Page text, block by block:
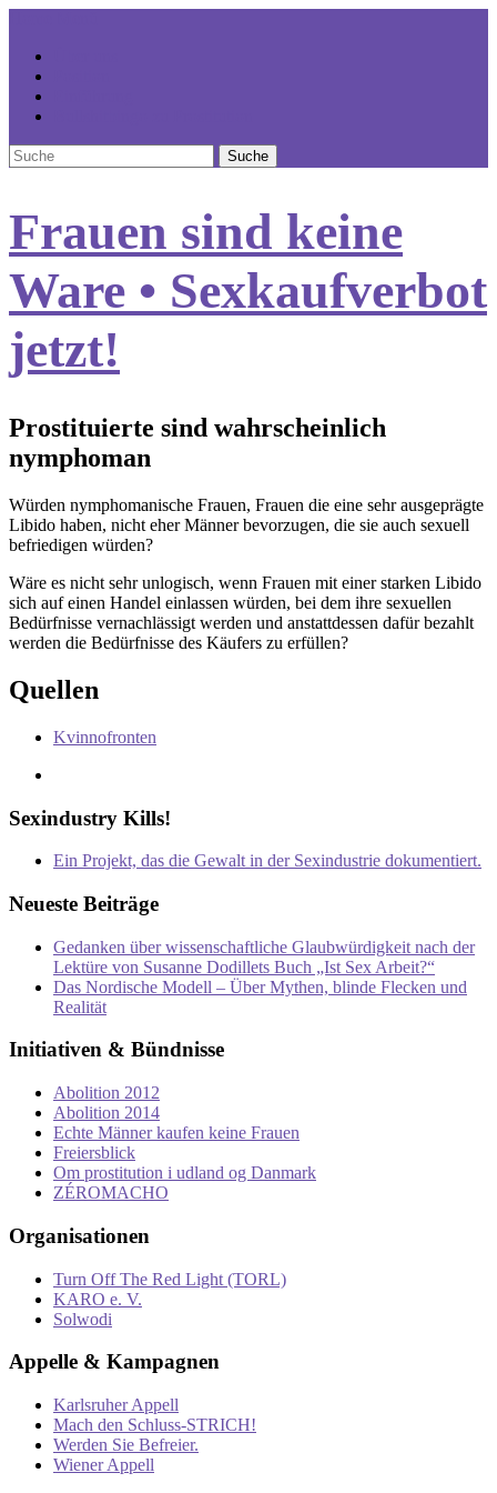
Frauen sind keine
Ware • Sexkaufverbot
jetzt!
Prostituierte sind wahrscheinlich
nymphoman
Würden nymphomanische Frauen, Frauen die eine sehr ausgeprägte
Libido haben, nicht eher Männer bevorzugen, die sie auch sexuell
befriedigen würden?
Wäre es nicht sehr unlogisch, wenn Frauen mit einer starken Libido
sich auf einen Handel einlassen würden, bei dem ihre sexuellen
Bedürfnisse vernachlässigt werden und anstattdessen dafür bezahlt
werden die Bedürfnisse des Käufers zu erfüllen?
Quellen
Kvinnofronten
Sexindustry Kills!
Ein Projekt, das die Gewalt in der Sexindustrie dokumentiert.
Neueste Beiträge
Gedanken über wissenschaftliche Glaubwürdigkeit nach der
Lektüre von Susanne Dodillets Buch „Ist Sex Arbeit?“
Das Nordische Modell – Über Mythen, blinde Flecken und
Realität
Initiativen & Bündnisse
Abolition 2012
Abolition 2014
Echte Männer kaufen keine Frauen
Freiersblick
Om prostitution i udland og Danmark
ZÉROMACHO
Organisationen
Turn Off The Red Light (TORL)
KARO e. V.
Solwodi
Appelle & Kampagnen
Karlsruher Appell
Mach den Schluss-STRICH!
Werden Sie Befreier.
Wiener Appell